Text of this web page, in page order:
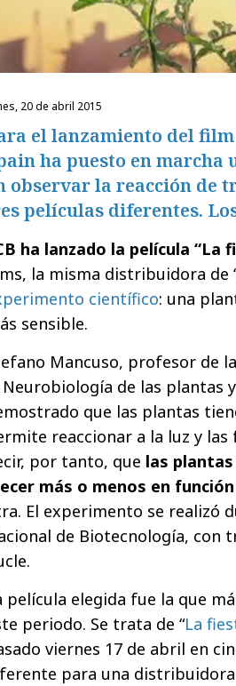
20 de abril 2015
el lanzamiento del
ha puesto en marcha
observar la reacción de
películas diferentes.
ha lanzado la película “La
la misma distribuidora de
científico: una
sensible.
Mancuso, profesor de
Neurobiología de las plantas
que las plantas
reaccionar a la luz y
por tanto, que las
más o menos en
El experimento se realizó
de Biotecnología, con
película elegida fue la que
periodo. Se trata de “La
viernes 17 de abril en
para una